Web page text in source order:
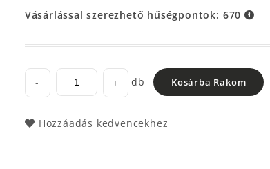
Vásárlással szerezhető hűségpontok: 670
- + db Kosárba Rakom
Hozzáadás kedvencekhez